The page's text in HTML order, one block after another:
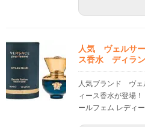
人気 ヴェルサ
ス香水 ディラン
人気ブランド ヴェ
ィース香水が登場
ールフェム レディ